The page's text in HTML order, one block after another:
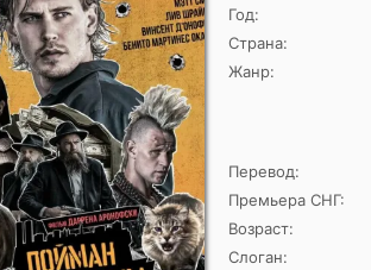
Год:
Страна:
Жанр:
Перевод:
Премьера СНГ:
Возраст:
Слоган: